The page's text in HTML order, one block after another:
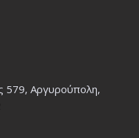
579, Αργυρούπολη,